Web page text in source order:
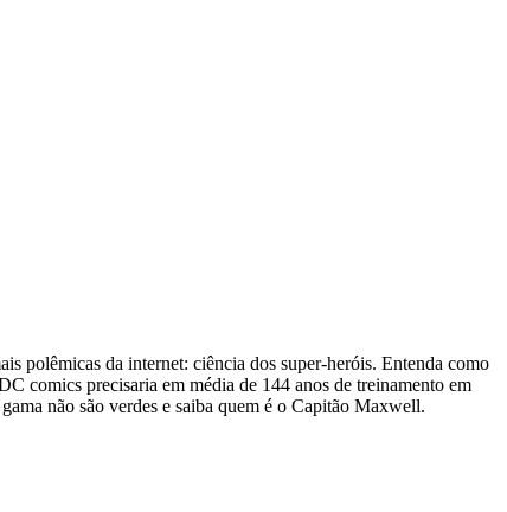
polêmicas da internet: ciência dos super-heróis. Entenda como
comics precisaria em média de 144 anos de treinamento em
não são verdes e saiba quem é o Capitão Maxwell.